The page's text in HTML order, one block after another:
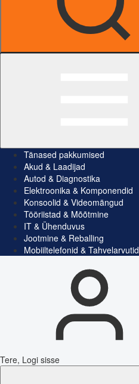
Tänased pakkumised
Akud & Laadijad
Autod & Diagnostika
Elektroonika & Komponendid
Konsoolid & Videomängud
Tööriistad & Mõõtmine
IT & Ühenduvus
Jootmine & Reballing
Mobiiltelefonid & Tahvelarvutid
Tere, Logi sisse